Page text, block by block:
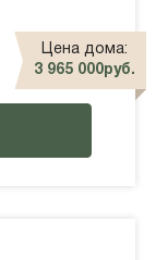
Цена дома:
3 965 000руб.